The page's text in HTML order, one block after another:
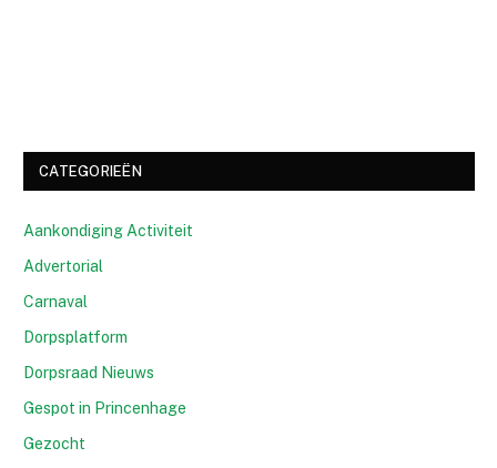
CATEGORIEËN
Aankondiging Activiteit
Advertorial
Carnaval
Dorpsplatform
Dorpsraad Nieuws
Gespot in Princenhage
Gezocht